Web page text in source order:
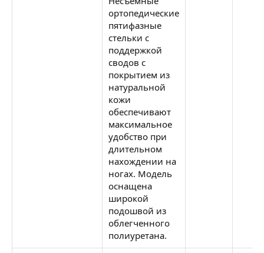
ортопедические
пятифазные
стельки с
поддержкой
сводов с
покрытием из
натуральной
кожи
обеспечивают
максимальное
удобство при
длительном
нахождении на
ногах. Модель
оснащена
широкой
подошвой из
облегченного
полиуретана.